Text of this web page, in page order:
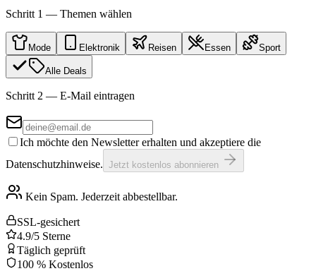
Schritt 1 — Themen wählen
Mode Elektronik Reisen Essen Sport
Alle Deals
Schritt 2 — E-Mail eintragen
Ich möchte den Newsletter erhalten und akzeptiere die
Datenschutzhinweise. Jetzt kostenlos abonnieren
Kein Spam. Jederzeit abbestellbar.
SSL-gesichert
4.9/5 Sterne
Täglich geprüft
100 % Kostenlos